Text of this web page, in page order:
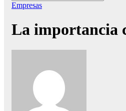
Empresas
La importancia